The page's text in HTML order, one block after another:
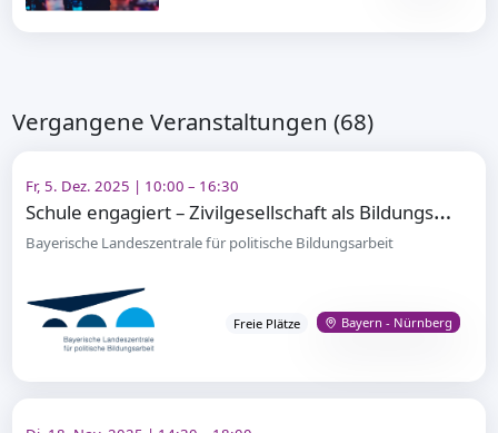
Vergangene Veranstaltungen (68)
Fr, 5. Dez. 2025 | 10:00 – 16:30
S
chule engagiert – Zivilgesellschaft als Bildungspartner
Bayerische Landeszentrale für politische Bildungsarbeit
Freie Plätze Bayern - Nürnberg